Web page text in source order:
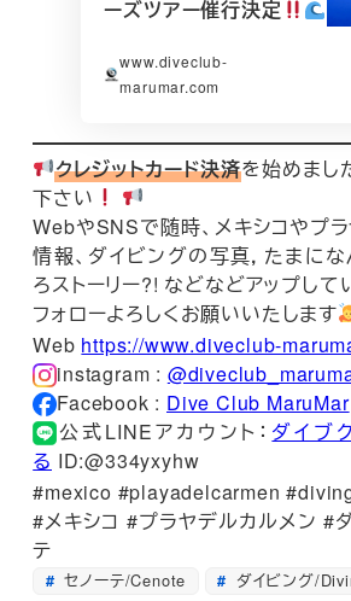
ーズツアー催行決定
www.diveclub-
marumar.com
クレジットカード決済を始めまし
下さい
WebやSNSで随時、メキシコやプ
情報、ダイビングの写真，たまに
ろストーリー?! などなどアップして
フォローよろしくお願いいたします
Web https://www.diveclub-
instagram :
Facebook : Dive Club MaruMar
公式LINEアカウント： ダイブ
る ID:@334yxyhw
#mexico #playadelcarmen
#メキシコ #プラヤデルカルメン #
テ
セノーテ/Cenote
ダイビング/